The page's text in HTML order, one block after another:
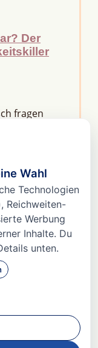
Der
fragen
er kann